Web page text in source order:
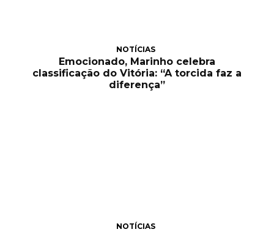
NOTÍCIAS
Emocionado, Marinho celebra
classificação do Vitória: “A torcida faz a
diferença”
NOTÍCIAS